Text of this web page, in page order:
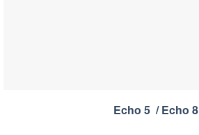
Echo 5 / Echo 8